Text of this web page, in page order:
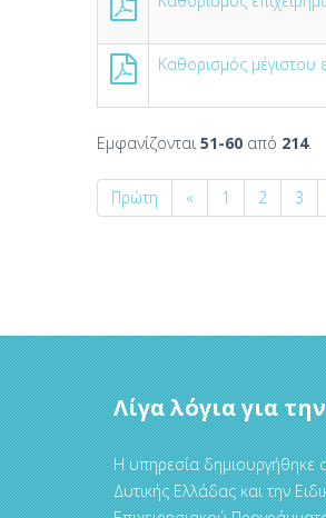
Καθορισμός μέγιστου
Εμφανίζονται 51-60 από 214.
Πρώτη « 1 2 3
Λίγα λόγια για
Η υπηρεσία δημιουργήθηκε
Δυτικής Ελλάδας και την